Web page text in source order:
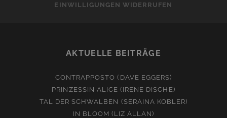
EINWILLIGUNGEN WIDERRUFEN
AKTUELLE BEITRÄGE
CONTRAPPOSTO (DAVE EGGERS)
PRINZESSIN ALICE (IRENE DISCHE)
TAL DER SCHWALBEN (SERAINA KOBLER)
IN BLOOM (LIZ ALLAN)